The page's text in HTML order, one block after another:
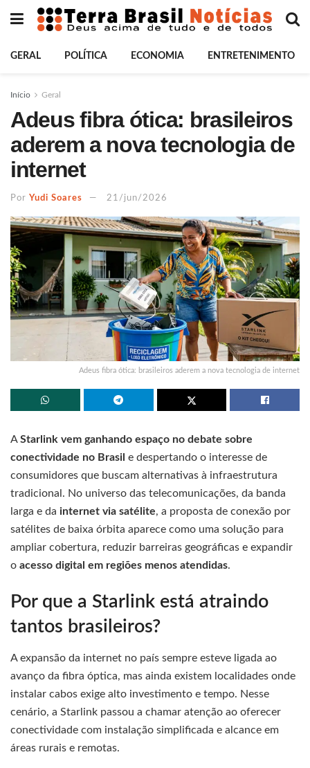
GERAL POLÍTICA ECONOMIA ENTRETENIMENTO
Início Geral
Adeus fibra ótica: brasileiros
aderem a nova tecnologia de
internet
Por Yudi Soares 21/jun/2026
Adeus fibra ótica: brasileiros aderem a nova tecnologia de internet
AStarlink vem ganhando espaço no debate sobre
conectividade no Brasil e despertando o interesse de
consumidores que buscam alternativas à infraestrutura
tradicional. No universo das telecomunicações, da banda
larga e da internet via satélite, a proposta de conexão por
satélites de baixa órbita aparece como uma solução para
ampliar cobertura, reduzir barreiras geográficas e expandir
o acesso digital em regiões menos atendidas.
Por que a Starlink está atraindo
tantos brasileiros?
A expansão da internet no país sempre esteve ligada ao
avanço da fibra óptica, mas ainda existem localidades onde
instalar cabos exige alto investimento e tempo. Nesse
cenário, a Starlink passou a chamar atenção ao oferecer
conectividade com instalação simplificada e alcance em
áreas rurais e remotas.